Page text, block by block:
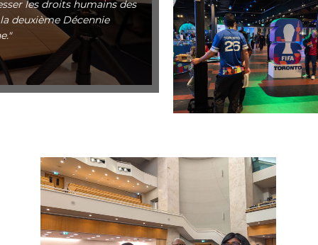
les droits humains des
deuxième Décennie